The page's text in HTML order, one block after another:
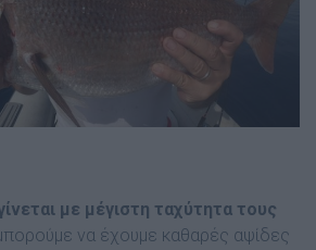
με μέγιστη ταχύτητα τους
μπορούμε να έχουμε καθαρές αψίδες